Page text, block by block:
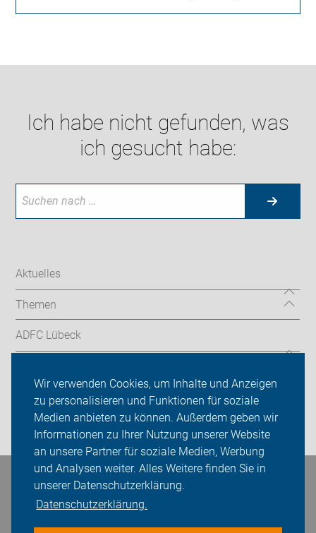
Wir verwenden Cookies, um Inhalte und Anzeigen
zu personalisieren und Funktionen für soziale
Medien anbieten zu können. Außerdem geben wir
Informationen zu Ihrer Nutzung unserer Website
an unsere Partner für soziale Medien, Werbung
und Analysen weiter. Alles Weitere finden Sie in
unserer Datenschutzerklärung.
Datenschutzerklärung.
Ich habe nicht gefunden, was
ich gesucht habe:
Aktuelles
Themen
ADFC Lübeck
Presse
Login
Bleiben Sie in Kontakt